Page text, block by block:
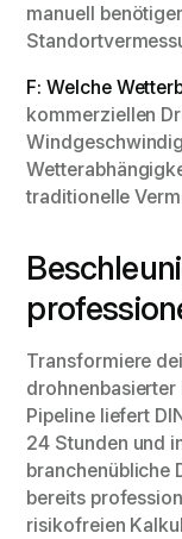
manuell
F: Welche
kommerziellen
traditionelle
Transformiere
Pipeline liefert
24 Stunden und
branchenübliche
bereits
risikofreien